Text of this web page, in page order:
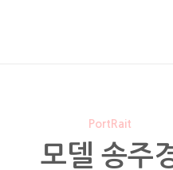
PortRait
모델 송주